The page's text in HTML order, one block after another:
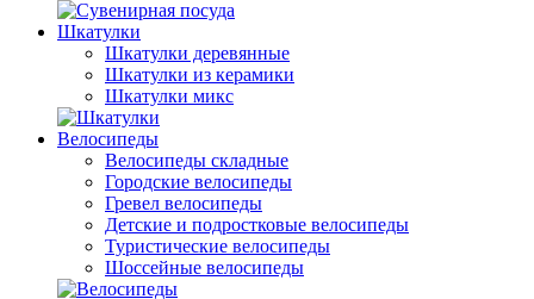
Шкатулки
Шкатулки деревянные
Шкатулки из керамики
Шкатулки микс
Велосипеды
Велосипеды складные
Городские велосипеды
Гревел велосипеды
Детские и подростковые велосипеды
Туристические велосипеды
Шоссейные велосипеды